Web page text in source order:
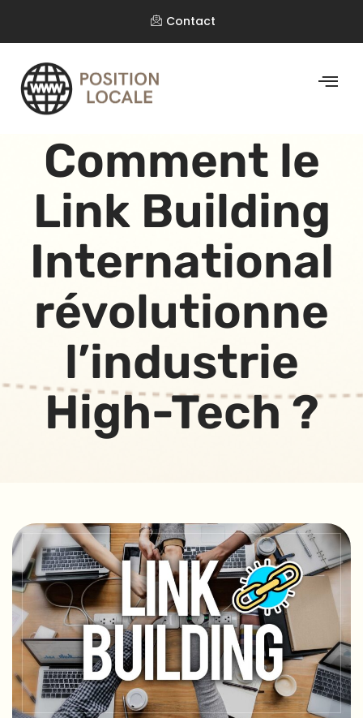
Contact
Comment le
Link Building
International
révolutionne
l’industrie
High-Tech ?